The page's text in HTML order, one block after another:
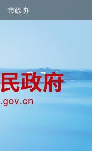
市政协